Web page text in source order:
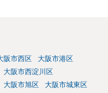
阪市西区
大阪市港区
大阪市西淀川区
大阪市旭区
大阪市城東区